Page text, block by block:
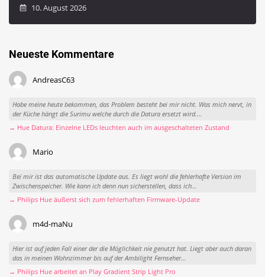
10. August 2026
Neueste Kommentare
AndreasC63
Habe meine heute bekommen, das Problem besteht bei mir nicht. Was mich nervt, in
der Küche hängt die Surimu welche durch die Datura ersetzt wird....
→ Hue Datura: Einzelne LEDs leuchten auch im ausgeschalteten Zustand
Mario
Bei mir ist das automatische Update aus. Es liegt wohl die fehlerhafte Version im
Zwischenspeicher. Wie kann ich denn nun sicherstellen, dass ich...
→ Philips Hue äußerst sich zum fehlerhaften Firmware-Update
m4d-maNu
Hier ist auf jeden Fall einer der die Möglichkeit nie genutzt hat. Liegt aber auch daran
das in meinen Wohnzimmer bis auf der Ambilight Fernseher...
→ Philips Hue arbeitet an Play Gradient Strip Light Pro